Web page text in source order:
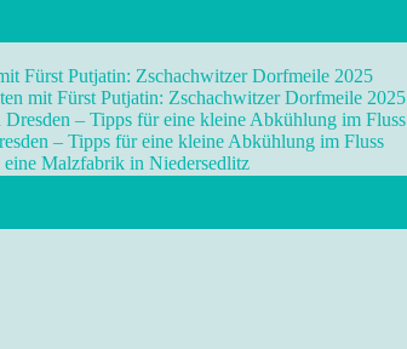
Fürst Putjatin: Zschachwitzer Dorfmeile 2025
mit Fürst Putjatin: Zschachwitzer Dorfmeile 2025
Dresden – Tipps für eine kleine Abkühlung im Fluss
– Tipps für eine kleine Abkühlung im Fluss
eine Malzfabrik in Niedersedlitz